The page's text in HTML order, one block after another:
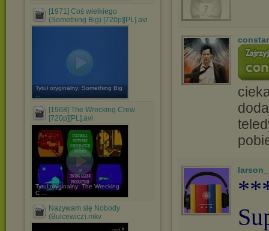
[1971] Coś wielkiego
(Something Big) [720p][PL].avi
Tytuł oryginalny: Something Big
[1968] The Wrecking Crew
[720p][PL].avi
Tytuł oryginalny: The Wrecking
C ...
Nazywam się Nobody
(Bulcewicz).mkv